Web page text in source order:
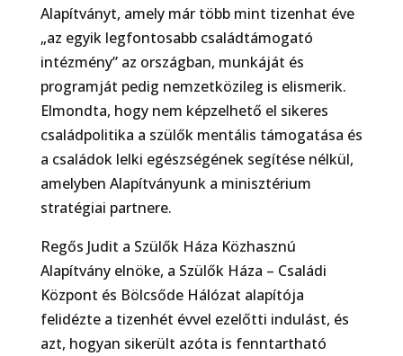
Alapítványt, amely már több mint tizenhat éve
„az egyik legfontosabb családtámogató
intézmény” az országban, munkáját és
programját pedig nemzetközileg is elismerik.
Elmondta, hogy nem képzelhető el sikeres
családpolitika a szülők mentális támogatása és
a családok lelki egészségének segítése nélkül,
amelyben Alapítványunk a minisztérium
stratégiai partnere.
Regős Judit a Szülők Háza Közhasznú
Alapítvány elnöke, a Szülők Háza – Családi
Központ és Bölcsőde Hálózat alapítója
felidézte a tizenhét évvel ezelőtti indulást, és
azt, hogyan sikerült azóta is fenntartható